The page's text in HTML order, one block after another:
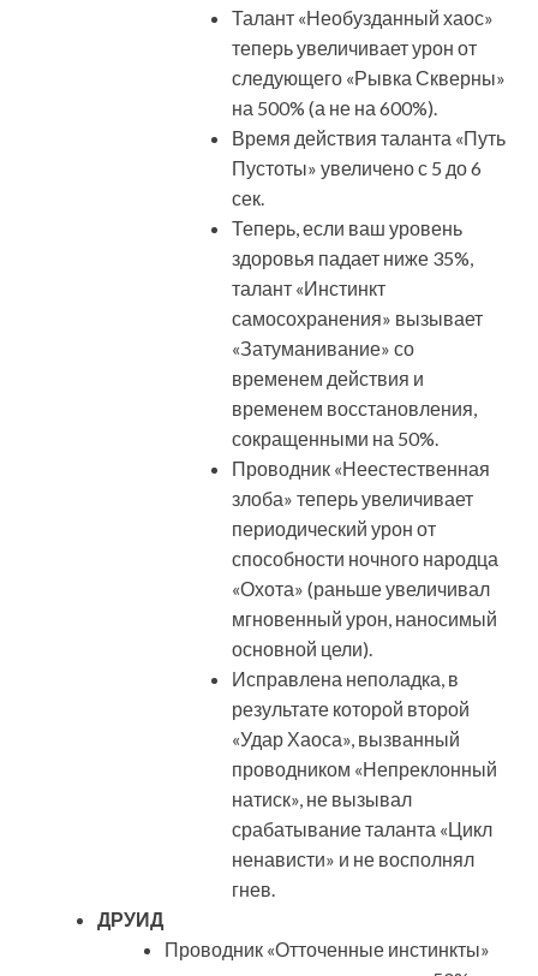
Талант «Необузданный хаос»
теперь увеличивает урон от
следующего «Рывка Скверны»
на 500% (а не на 600%).
Время действия таланта «Путь
Пустоты» увеличено с 5 до 6
сек.
Теперь, если ваш уровень
здоровья падает ниже 35%,
талант «Инстинкт
самосохранения» вызывает
«Затуманивание» со
временем действия и
временем восстановления,
сокращенными на 50%.
Проводник «Неестественная
злоба» теперь увеличивает
периодический урон от
способности ночного народца
«Охота» (раньше увеличивал
мгновенный урон, наносимый
основной цели).
Исправлена неполадка, в
результате которой второй
«Удар Хаоса», вызванный
проводником «Непреклонный
натиск», не вызывал
срабатывание таланта «Цикл
ненависти» и не восполнял
гнев.
ДРУИД
Проводник «Отточенные инстинкты»